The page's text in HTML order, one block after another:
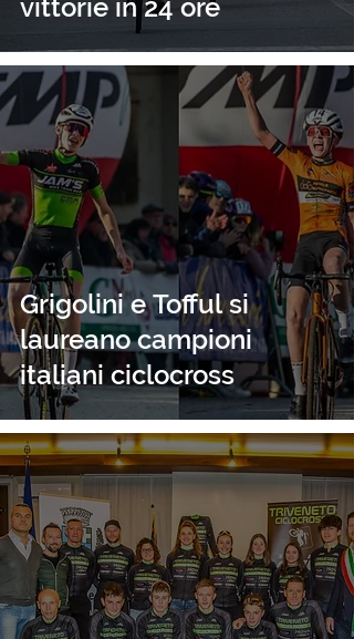
vittorie in 24 ore
Grigolini e Tofful si
laureano campioni
italiani ciclocross